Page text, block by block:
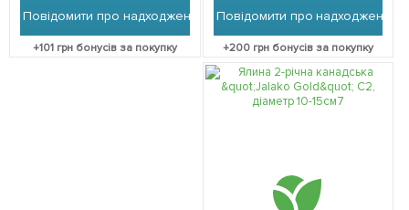
Повідомити про надходження
+101 грн бонусів за покупку
Повідомити про надходження
+200 грн бонусів за покупку